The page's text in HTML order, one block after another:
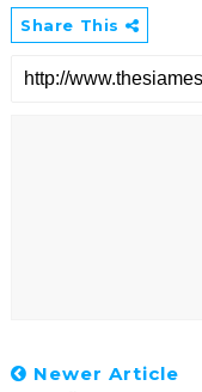
Share This
Newer Article